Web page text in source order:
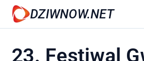
Przejdź
treści
DZIWNOW.NET
23. Festiwal